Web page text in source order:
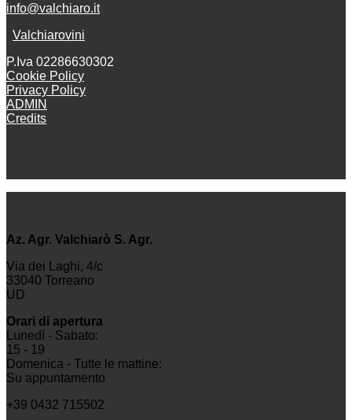
info@valchiaro.it
Valchiarovini
P.Iva 02286630302
Cookie Policy
Privacy Policy
ADMIN
Credits
Az. Agr. Valchiarò S. Agr.
Via dei Laghi, 4/c
33040 Torreano
UD
Orari di apertura
Lunedì - Sabato:
15 - 19
Domenica - Tutte le mattine:
Su appuntamento
+39 0432 715502